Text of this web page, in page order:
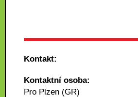
Kontakt:
Kontaktní osoba:
Pro Plzen (GR)